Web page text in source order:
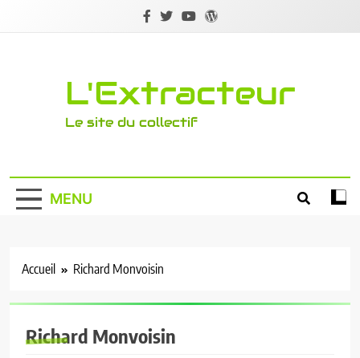
L'Extracteur
Le site du collectif
MENU
Accueil Richard Monvoisin
Richard Monvoisin